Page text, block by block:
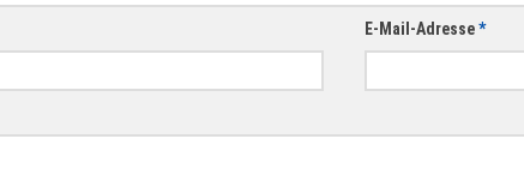
E-Mail-Adresse*